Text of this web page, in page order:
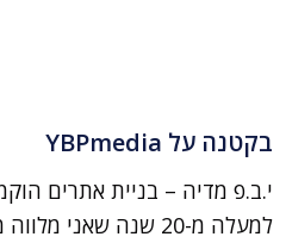
בקטנה על YBPmedia
י.ב.פ מדיה – בניית אתרים
למעלה מ-20 שנה